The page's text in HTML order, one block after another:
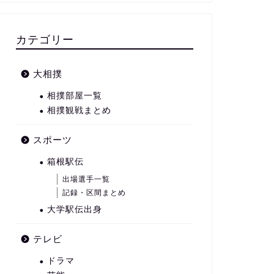
カテゴリー
大相撲
相撲部屋一覧
相撲観戦まとめ
スポーツ
箱根駅伝
出場選手一覧
記録・区間まとめ
大学駅伝出身
テレビ
ドラマ